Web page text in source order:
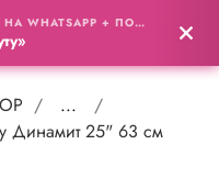
0
...
Динамит 25" 63 см
ПОЛУЧИТЕ ПОДБОРКУ ШАРОВ НА WHATSAPP + ПОДАРОК